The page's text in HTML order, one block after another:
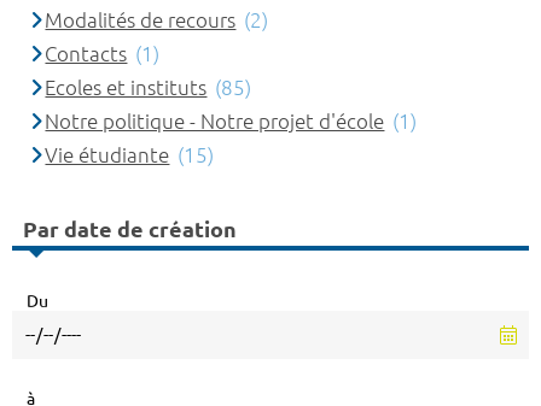
Modalités de recours (2)
Contacts (1)
Ecoles et instituts (85)
Notre politique - Notre projet d'école (1)
Vie étudiante (15)
Par date de création
Du
à